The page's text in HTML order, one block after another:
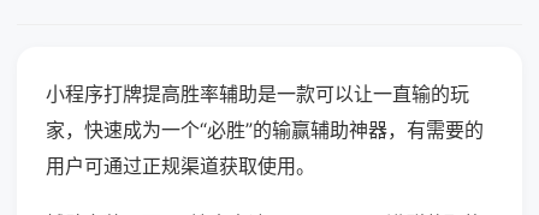
小程序打牌提高胜率辅助是一款可以让一直输的玩
家，快速成为一个“必胜”的输赢辅助神器，有需要的
用户可通过正规渠道获取使用。